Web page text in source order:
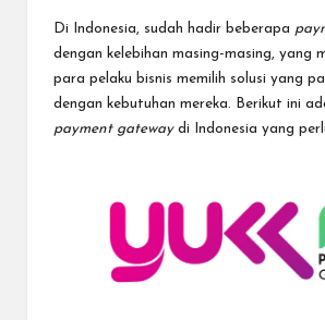
Di Indonesia, sudah hadir beberapa
dengan kelebihan masing-masing, yang
para pelaku bisnis memilih solusi yang
dengan kebutuhan mereka. Berikut ini
payment gateway di Indonesia yang